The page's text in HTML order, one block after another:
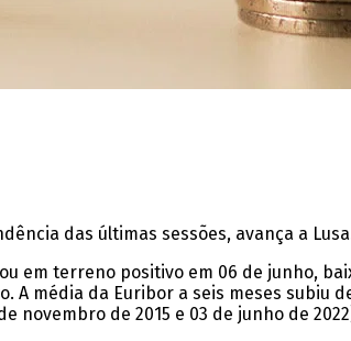
das últimas sessões, avança a
terreno positivo em 06 de junho,
média da Euribor a seis meses subiu
novembro de 2015 e 03 de junho de